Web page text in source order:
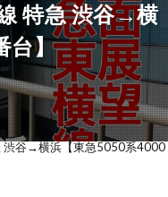
特急 渋谷→横
台】
渋谷→横浜【東急5050系4000